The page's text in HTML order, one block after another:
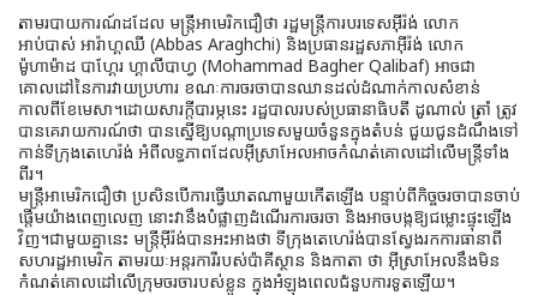
តាមរបាយការណ៍ដដែល មន្ត្រីអាមេរិកជឿថា រដ្ឋមន្ត្រីការបរទេសអ៊ីរ៉ង់ លោក
អាប់បាស់ អារ៉ាហ្គឈី (Abbas Araghchi) និងប្រធានរដ្ឋសភាអ៊ីរ៉ង់ លោក
ម៉ូហាម៉ាដ បាហ្គែរ ហ្គាលីបាហ្វ (Mohammad Bagher Qalibaf) អាចជា
គោលដៅនៃការវាយប្រហារ ខណៈការចរចាបានឈានដល់ដំណាក់កាលសំខាន់
កាលពីខែមេសា។ដោយសារក្តីបារម្ភនេះ រដ្ឋបាលរបស់ប្រធានាធិបតី ដូណាល់ ត្រាំ ត្រូវ
បានគេរាយការណ៍ថា បានស្នើឱ្យបណ្តាប្រទេសមួយចំនួនក្នុងតំបន់ ជួយជូនដំណឹងទៅ
កាន់ទីក្រុងតេហេរ៉ង់ អំពីលទ្ធភាពដែលអ៊ីស្រាអែលអាចកំណត់គោលដៅលើមន្ត្រីទាំង
ពីរ។
មន្ត្រីអាមេរិកជឿថា ប្រសិនបើការធ្វើឃាតណាមួយកើតឡើង បន្ទាប់ពីកិច្ចចរចាបានចាប់
ផ្តើមយ៉ាងពេញលេញ នោះវានឹងបំផ្លាញដំណើរការចរចា និងអាចបង្កឱ្យជម្លោះផ្ទុះឡើង
វិញ។ជាមួយគ្នានេះ មន្ត្រីអ៊ីរ៉ង់បានអះអាងថា ទីក្រុងតេហេរ៉ង់បានស្វែងរកការធានាពី
សហរដ្ឋអាមេរិក តាមរយៈអន្តរការីរបស់ប៉ាគីស្ថាន និងកាតា ថា អ៊ីស្រាអែលនឹងមិន
កំណត់គោលដៅលើក្រុមចរចារបស់ខ្លួន ក្នុងអំឡុងពេលជំនួបការទូតឡើយ។